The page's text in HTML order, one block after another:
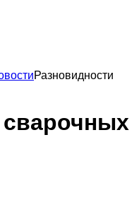
Разновидности